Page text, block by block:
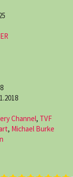
Channel, TVF
, Michael Burke